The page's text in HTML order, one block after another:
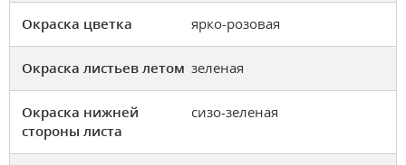
Окраска цветка ярко-розовая
Окраска листьев летом зеленая
Окраска нижней
стороны листа
сизо-зеленая